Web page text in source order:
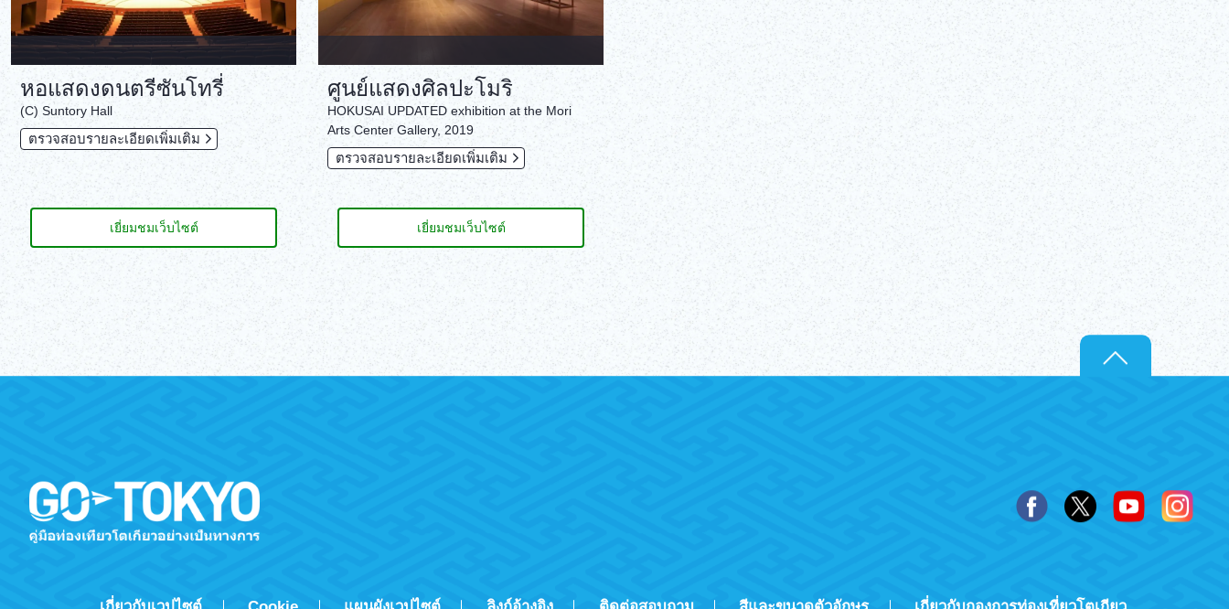
หอแสดงดนตรีซันโทรี่
(C) Suntory Hall
ตรวจสอบรายละเอียดเพิ่มเติม
เยี่ยมชมเว็บไซต์
ศูนย์แสดงศิลปะโมริ
HOKUSAI UPDATED exhibition at the Mori
Arts Center Gallery, 2019
ตรวจสอบรายละเอียดเพิ่มเติม
เยี่ยมชมเว็บไซต์